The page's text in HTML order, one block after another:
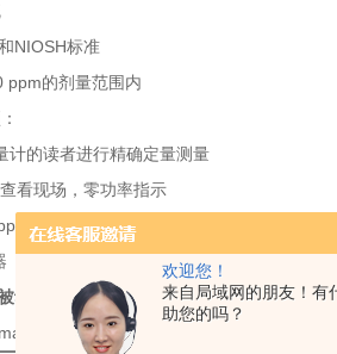
欢迎您！
来自局域网的朋友！有
助您的吗？
NIOSH标准
ppm的剂量范围内
计的读者进行精确定量测量
看现场，零功率指示
（百万分之1.6小时TWA和S剂量）* * 5
动式采样器
Profile